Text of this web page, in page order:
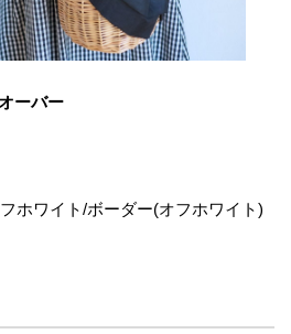
ーバー
ホワイト/ボーダー(オフホワイト)